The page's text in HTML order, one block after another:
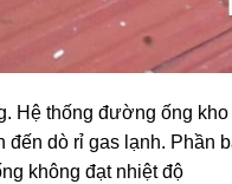
Hệ thống đường ống
dò rỉ gas lạnh. Phần
không đạt nhiệt độ